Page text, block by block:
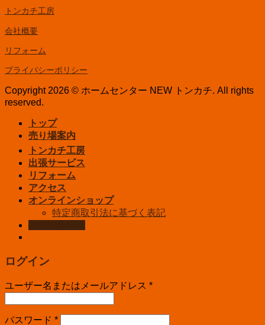
トンカチ工房
会社概要
リフォーム
プライバシーポリシー
Copyright 2026 © ホームセンター NEW トンカチ. All rights
reserved.
トップ
売り場案内
トンカチ工房
出張サービス
リフォーム
アクセス
オンラインショップ
特定商取引法に基づく表記
ログイン
ユーザー名またはメールアドレス *
パスワード *